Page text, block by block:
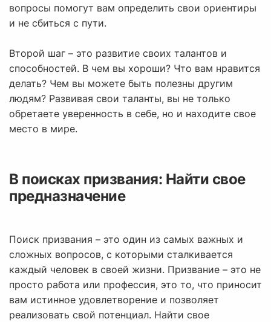
вопросы помогут вам определить свои ориентиры
и не сбиться с пути.
Второй шаг – это развитие своих талантов и
способностей. В чем вы хороши? Что вам нравится
делать? Чем вы можете быть полезны другим
людям? Развивая свои таланты, вы не только
обретаете уверенность в себе, но и находите свое
место в мире.
В поисках призвания: Найти свое
предназначение
Поиск призвания – это один из самых важных и
сложных вопросов, с которыми сталкивается
каждый человек в своей жизни. Призвание – это не
просто работа или профессия, это то, что приносит
вам истинное удовлетворение и позволяет
реализовать свой потенциал. Найти свое